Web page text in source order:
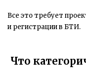
Все это требует
и регистрации в БТИ.
Что